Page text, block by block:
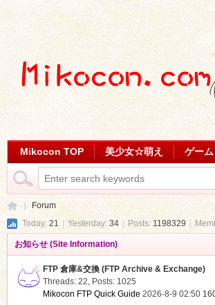
Mikocon TOP 美少女☆萌え ゲーム
Forum
Today: 21 Yesterday: 34 Posts: 1198329
お知らせ (Site Information)
FTP 倉庫&交換 (FTP Archive & Exchange)
Threads: 22, Posts: 1025
Mikocon FTP Quick Guide 2026-8-9 02:50